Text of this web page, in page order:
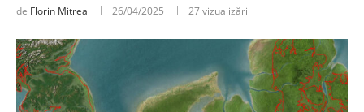
de Florin Mitrea 26/04/2025 27vizualizări